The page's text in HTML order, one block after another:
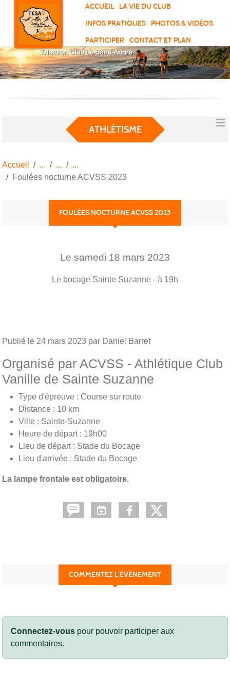
ACCUEIL
LA VIE DU CLUB
INFOS PRATIQUES
PHOTOS & VIDÉOS
PARTICIPER
CONTACT ET PLAN
ATHLÉTISME
Accueil
Foulées nocturne ACVSS 2023
FOULÉES NOCTURNE ACVSS 2023
Le samedi 18 mars 2023
Le bocage Sainte Suzanne - à 19h
Publié le 24 mars 2023 par Daniel Barret
Organisé par ACVSS - Athlétique Club
Vanille de Sainte Suzanne
Type d'épreuve : Course sur route
Distance : 10 km
Ville : Sainte-Suzanne
Heure de départ : 19h00
Lieu de départ : Stade du Bocage
Lieu d'arrivée : Stade du Bocage
La lampe frontale est obligatoire.
COMMENTEZ L’ÉVÈNEMENT
Connectez-vous pour pouvoir participer aux
commentaires.
Panneau de gestion des cookies